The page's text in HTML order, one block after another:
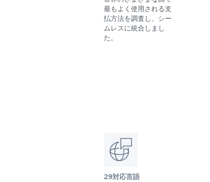
最もよく使用される支
払方法を調査し、シー
ムレスに統合しまし
た。
29対応言語